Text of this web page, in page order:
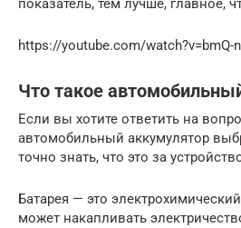
показатель, тем лучше, главное,
https://youtube.com/watch?v=bmQ-
Что такое
Если вы хотите ответить на
автомобильный аккумулятор
точно знать, что это за
Батарея — это
может накапливать